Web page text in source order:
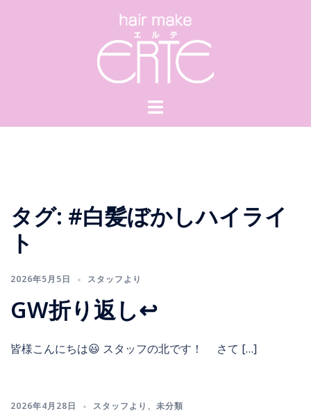
タグ: #白髪ぼかしハイライ
ト
2026年5月5日 スタッフより
GW折り返し↩️
皆様こんにちは😃 スタッフの北です！ さて […]
2026年4月28日 スタッフより 、 未分類